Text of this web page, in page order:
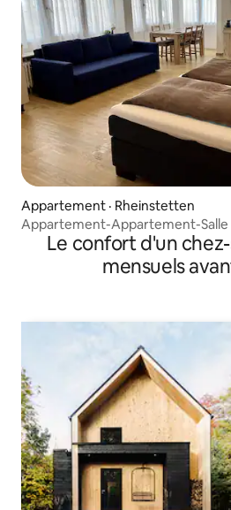
Appartement · Rheinstetten
Appartement-Appartement-Salle
Le confort d'un
mensuels